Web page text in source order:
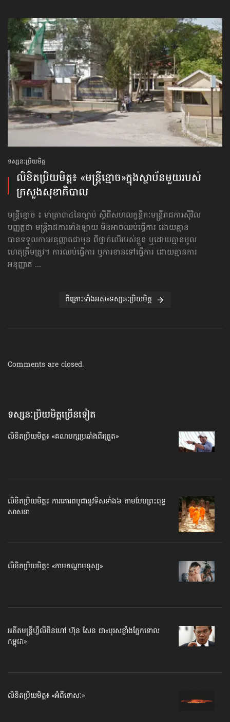
ទស្សនៈប្រិយមិត្ត
លិខិតប្រិយមិត្ត៖ «មន្ត្រីខ្មោច»​ក្នុងស្ថាប័នមួយ​របស់​
ក្រសួងសុខាភិបាល
មន្ត្រីខ្មោច ៖ មាត្រា៣៤នៃច្បាប់ ស្តីពីសហលក្ខន្តិកៈមន្ត្រីរាជការស៊ីវិល
បញ្ញត្តថា មន្ត្រីរាជការទាំងឡាយ មិនអាចឈប់ធ្វើការ ដោយគ្មាន
បាន​ទទួលការអនុញ្ញាតជាមុន ពីថ្នាក់លើរបស់ខ្លួន ឬដោយគ្មានមូល
ហេតុត្រឹមត្រូវ។ ការឈប់ធ្វើការ ឬការខានទៅធ្វើការ ដោយគ្មានការ
អនុញ្ញាត ...
ពិគ្រោះទាំងអស់»ទស្សនៈប្រិយមិត្ត
Comments are closed.
ទស្សនៈប្រិយមិត្តច្រើនទៀត
លិខិត​ប្រិយមិត្ត៖ «គណបក្ស​ប្រឆាំង​ពីរត្រួត»
លិខិតប្រិយមិត្ត៖ ការគោរពបូជា​នូវទិស​ទាំង៦ តាមបែប​ព្រះពុទ្ធ
សាសនា
លិខិតប្រិយមិត្ត៖ «កាមតណ្ហា​មនុស្ស»
អតីត​មន្ត្រីហ្វីលីពីន​ហៅ ហ៊ុន សែន ជា​«បុរស​ខ្លាំង​ភ្នែក​ទោល​
កម្ពុជា»
លិខិតប្រិយមិត្ត៖ «អំពីទោសៈ»